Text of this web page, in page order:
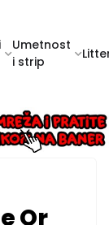
Umetnost
i strip
Or